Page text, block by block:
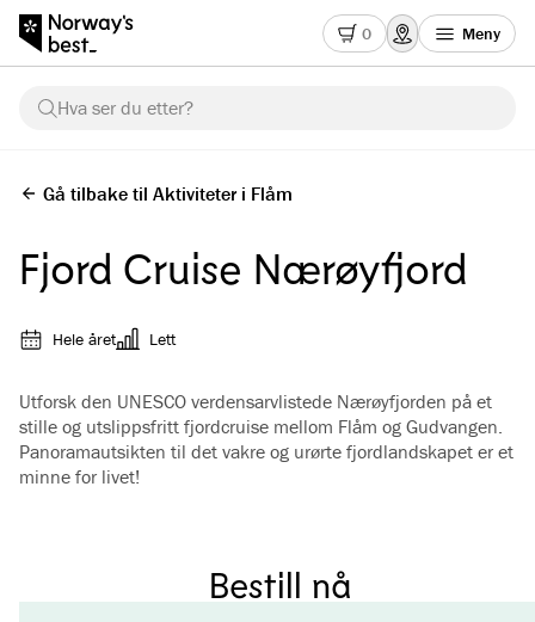
0 Meny
Hva ser du etter?
Gå tilbake til Aktiviteter i Flåm
Fjord Cruise Nærøyfjord
Hele året Lett
Utforsk den UNESCO verdensarvlistede Nærøyfjorden på et
stille og utslippsfritt fjordcruise mellom Flåm og Gudvangen.
Panoramautsikten til det vakre og urørte fjordlandskapet er et
minne for livet!
Bestill nå